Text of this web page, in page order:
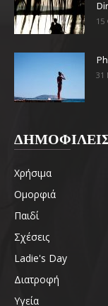
15
31
Χρήσιμα
Ομορφιά
Παιδί
Σχέσεις
Ladie's Day
Διατροφή
Υγεία